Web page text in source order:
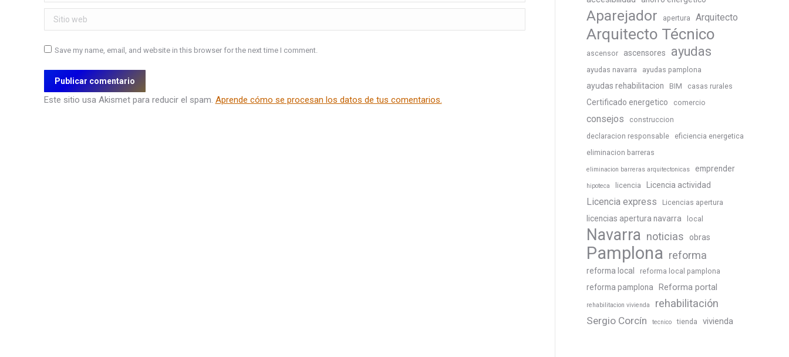
Sitio web
Save my name, email, and website in this browser for the next time I comment.
Publicar comentario
Este sitio usa Akismet para reducir el spam. Aprende cómo se procesan los datos de tus comentarios.
Aparejador apertura Arquitecto
Arquitecto Técnico
ascensor ascensores ayudas
ayudas navarra ayudas pamplona
ayudas rehabilitacion BIM casas rurales
Certificado energetico comercio
consejos
construccion
declaracion responsable
eficiencia energetica
eliminacion barreras
eliminacion barreras arquitectonicas emprender
hipoteca licencia Licencia actividad
Licencia express Licencias apertura
licencias apertura navarra local
Navarra noticias obras
Pamplona reforma
reforma local reforma local pamplona
reforma pamplona Reforma portal
rehabilitacion vivienda rehabilitación
Sergio Corcín tecnico tienda vivienda